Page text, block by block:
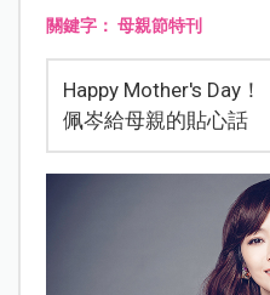
關鍵字： 母親節特刊
Happy Mother's Day！
佩岑給母親的貼心話